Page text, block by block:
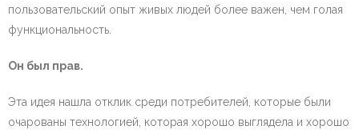
пользовательский опыт живых людей более важен, чем голая
функциональность.
Он был прав.
Эта идея нашла отклик среди потребителей, которые были
очарованы технологией, которая хорошо выглядела и хорошо